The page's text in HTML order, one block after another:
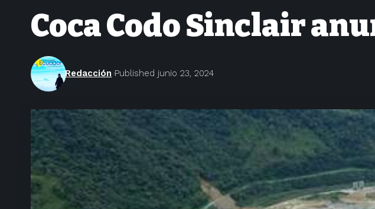
Coca Codo Sinclair
Redacción Published junio 23, 2024